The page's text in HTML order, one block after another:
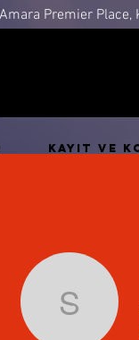
Premier Place,
KAYIT ve
schu